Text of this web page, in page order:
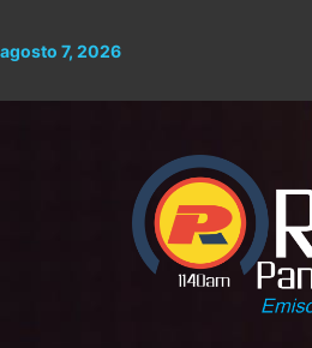
al
agosto 7, 2026